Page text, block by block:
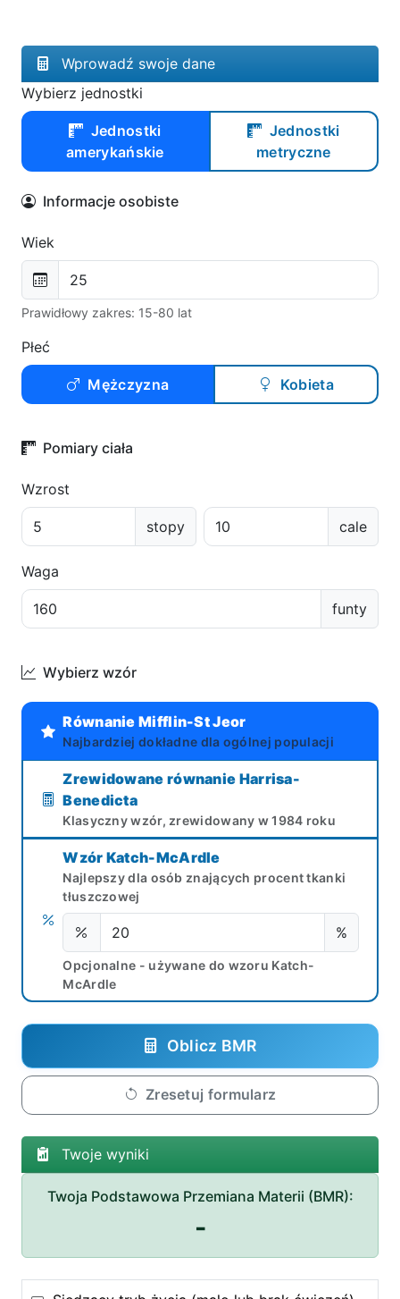
Wprowadź swoje dane
Wybierz jednostki
Jednostki
amerykańskie
Jednostki
metryczne
Informacje osobiste
Wiek
Prawidłowy zakres: 15-80 lat
Płeć
Mężczyzna Kobieta
Pomiary ciała
Wzrost
stopy cale
Waga
funty
Wybierz wzór
Równanie Mifflin-St Jeor
Najbardziej dokładne dla ogólnej populacji
Zrewidowane równanie Harrisa-
Benedicta
Klasyczny wzór, zrewidowany w 1984 roku
Wzór Katch-McArdle
Najlepszy dla osób znających procent tkanki
tłuszczowej
%
Opcjonalne - używane do wzoru Katch-
McArdle
Oblicz BMR
Zresetuj formularz
Twoje wyniki
Twoja Podstawowa Przemiana Materii (BMR):
-